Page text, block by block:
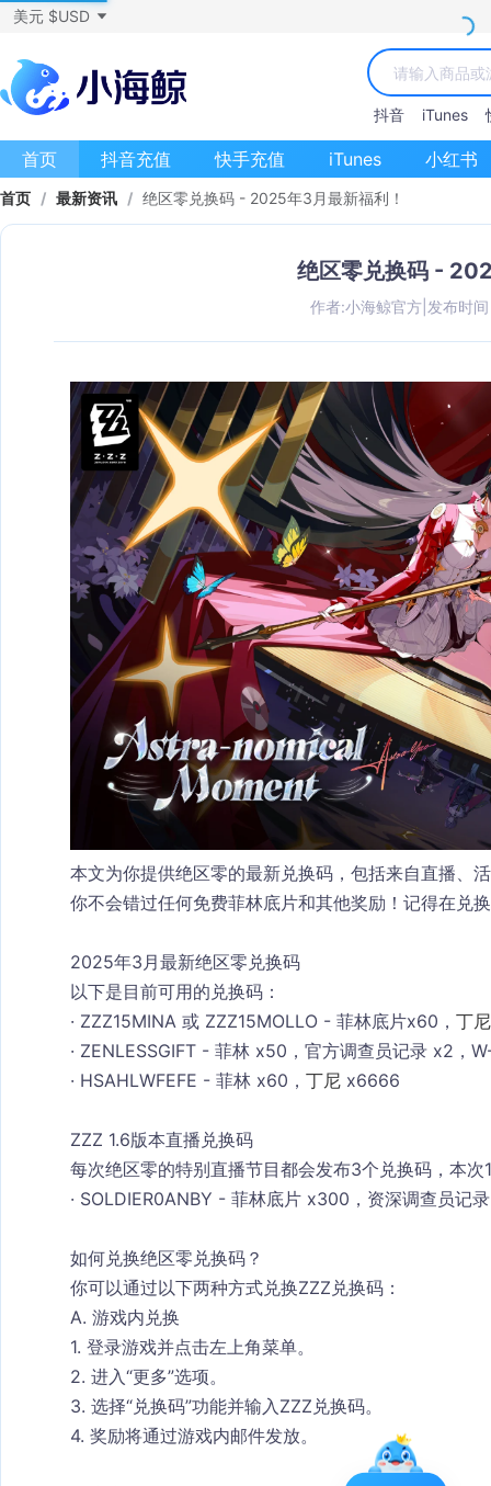
美元 $USD
抖音 iTunes
首页 抖音充值 快手充值 iTunes 小红书
首页 / 最新资讯 / 绝区零兑换码 - 2025年3月最新福利！
绝区零兑换码 -
作者:小海鲸官方 发布时
本文为你提供绝区零的最新兑换码，包括来自直播、
你不会错过任何免费菲林底片和其他奖励！记得在兑
2025年3月最新绝区零 兑换码
以下是目前可用的兑换码：
· ZZZ15MINA 或 ZZZ15MOLLO - 菲林底片x60， 丁尼
· ZENLESSGIFT - 菲林 x50，官方调查员记录 x2，
· HSAHLWFEFE - 菲林 x60， 丁尼 x6666
ZZZ 1.6版本直播兑换码
每次绝区零的特别直播节目都会发布3个兑换码 ，本
· SOLDIER0ANBY - 菲林底片 x300，资深调查员记
如何兑换绝区零 兑换码？
你可以通过以下两种方式兑换ZZZ兑换码：
A. 游戏内兑换
1. 登录游戏并点击左上角菜单。
2. 进入“更多”选项。
3. 选择“兑换码”功能并输入ZZZ兑换码。
4. 奖励将通过游戏内邮件发放。